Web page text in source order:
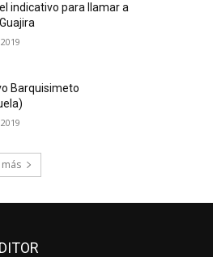
indicativo para llamar a
Barquisimeto